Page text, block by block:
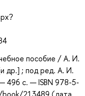
пособие / А. И.
др.] ; под ред. А. И.
496 с. — ISBN 978-5-